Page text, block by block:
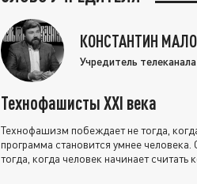
КОНСТАНТИН
Учредитель
Технофашисты XXI века
Технофашизм побеждает не тогда,
программа становится умнее
тогда, когда человек начинает считать